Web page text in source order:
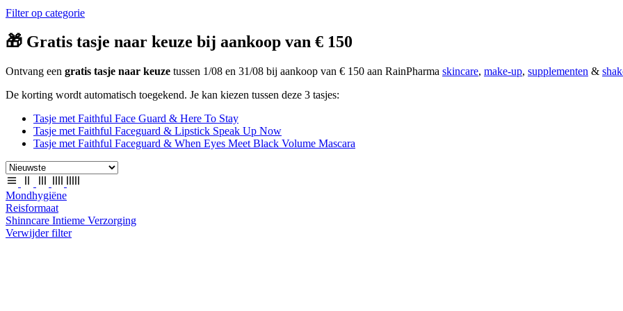
Filter op categorie
🎁 Gratis tasje naar keuze bij aankoop van € 150
Ontvang een gratis tasje naar keuze tussen 1/08 en 31/08 bij aankoop van € 150 aan RainPharma skincare, make-up, supplementen &
De korting wordt automatisch toegekend. Je kan kiezen tussen deze 3 tasjes:
Tasje met Faithful Face Guard & Here To Stay
Tasje met Faithful Faceguard & Lipstick Speak Up Now
Tasje met Faithful Faceguard & When Eyes Meet Black Volume Mascara
Mondhygiëne
Reisformaat
Shinncare Intieme Verzorging
Verwijder filter